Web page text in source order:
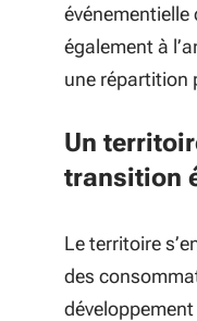
également à
une répartition
Un
transition
Le territoire
des